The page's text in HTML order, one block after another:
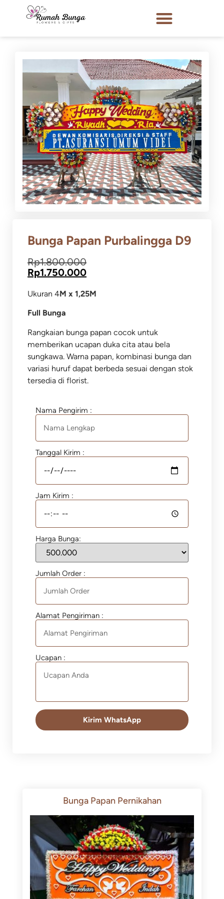
Bunga Papan Purbalingga D9
Rp1.800.000
Rp1.750.000
Ukuran 4M x 1,25M
Full Bunga
Rangkaian bunga papan cocok untuk
memberikan ucapan duka cita atau bela
sungkawa. Warna papan, kombinasi bunga dan
variasi huruf dapat berbeda sesuai dengan stok
tersedia di florist.
Nama Pengirim :
Tanggal Kirim :
Jam Kirim :
Harga Bunga:
Jumlah Order :
Alamat Pengiriman :
Ucapan :
Kirim WhatsApp
Bunga Papan Pernikahan